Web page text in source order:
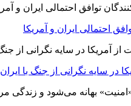
احتمالی ایران و آمریکا
در سایه نگرانی از جنگ با ایران